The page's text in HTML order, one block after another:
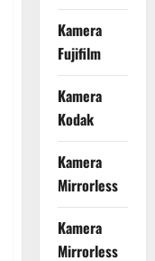
Kamera
Fujifilm
Kamera
Kodak
Kamera
Mirrorless
Kamera
Mirrorless